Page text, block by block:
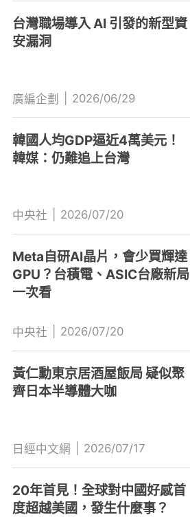
台灣職場導入 AI 引發的新型資
安漏洞
廣編企劃 2026/06/29
韓國人均GDP逼近4萬美元！
韓媒：仍難追上台灣
中央社 2026/07/20
Meta自研AI晶片，會少買輝達
GPU？台積電、ASIC台廠新局
一次看
中央社 2026/07/20
黃仁勳東京居酒屋飯局 疑似聚
齊日本半導體大咖
日經中文網 2026/07/17
20年首見！全球對中國好感首
度超越美國，發生什麼事？